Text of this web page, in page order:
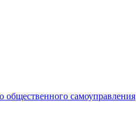
общественного самоуправления